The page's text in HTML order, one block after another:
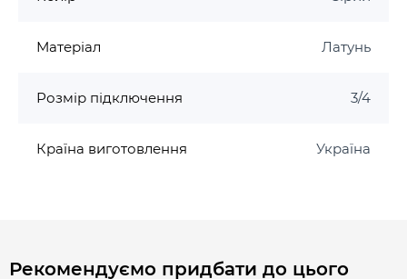
Матеріал Латунь
Розмір підключення 3/4
Країна виготовлення Україна
Рекомендуємо придбати до цього